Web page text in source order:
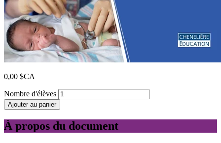
0,00 $CA
Nombre d'élèves
Ajouter au panier
À propos du document